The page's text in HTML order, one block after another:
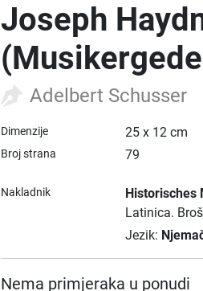
Joseph
Adelbert Schusser
Dimenzije 25 x 12 cm
Broj strana 79
Nakladnik Historisches
Latinica.
Jezik:
Nema primjeraka u ponudi